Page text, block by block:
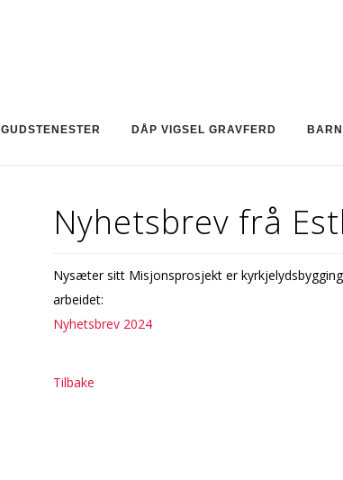
GUDSTENESTER DÅP VIGSEL GRAVFERD
Nyhetsbrev frå
Nysæter sitt Misjonsprosjekt er
arbeidet:
Nyhetsbrev 2024
Tilbake